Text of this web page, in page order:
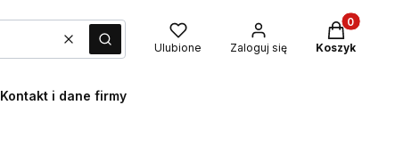
WyczyśćSzukaj Ulubione Zaloguj się
Produkty w
Koszyk
Kontakt i dane firmy